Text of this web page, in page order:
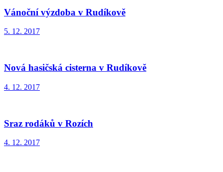
Vánoční výzdoba v Rudíkově
5. 12. 2017
Nová hasičská cisterna v Rudíkově
4. 12. 2017
Sraz rodáků v Rozích
4. 12. 2017